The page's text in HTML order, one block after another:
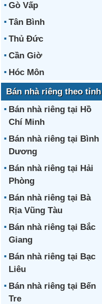
Gò Vấp
Tân Bình
Thủ Đức
Cần Giờ
Hóc Môn
Bán nhà riêng theo tỉnh
Bán nhà riêng tại Hồ
Chí Minh
Bán nhà riêng tại Bình
Dương
Bán nhà riêng tại Hải
Phòng
Bán nhà riêng tại Bà
Rịa Vũng Tàu
Bán nhà riêng tại Bắc
Giang
Bán nhà riêng tại Bạc
Liêu
Bán nhà riêng tại Bến
Tre